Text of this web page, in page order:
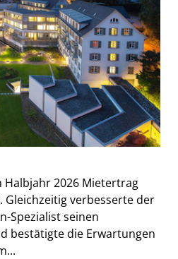
2026 Mietertrag
Gleichzeitig verbesserte der
Spezialist seinen
bestätigte die Erwartungen